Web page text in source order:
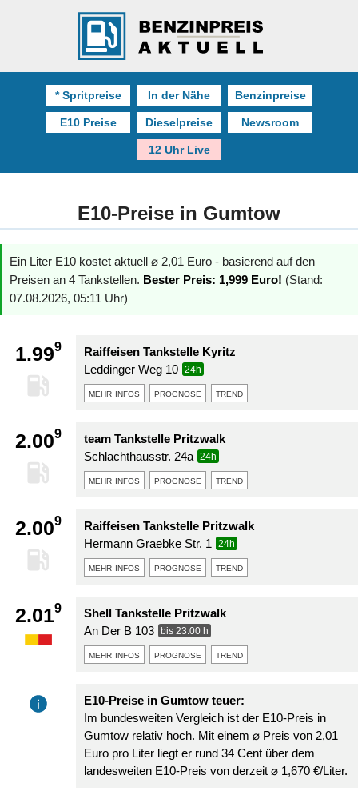
* Spritpreise In der Nähe Benzinpreise
E10 Preise Dieselpreise Newsroom
12 Uhr Live
E10-Preise in Gumtow
Ein Liter E10 kostet aktuell ⌀ 2,01 Euro - basierend auf den
Preisen an 4 Tankstellen. Bester Preis: 1,999 Euro! (Stand:
07.08.2026, 05:11 Uhr)
1.999
Raiffeisen Tankstelle Kyritz
Leddinger Weg 10
24h
mehr infos prognose trend
2.009
team Tankstelle Pritzwalk
Schlachthausstr. 24a
24h
mehr infos prognose trend
2.009
Raiffeisen Tankstelle Pritzwalk
Hermann Graebke Str. 1
24h
mehr infos prognose trend
2.019
Shell Tankstelle Pritzwalk
An Der B 103
bis 23:00 h
mehr infos prognose trend
E10-Preise in Gumtow teuer:
Im bundesweiten Vergleich ist der E10-Preis in
Gumtow relativ hoch. Mit einem ⌀ Preis von 2,01
Euro pro Liter liegt er rund 34 Cent über dem
landesweiten E10-Preis von derzeit ⌀ 1,670 €/Liter.